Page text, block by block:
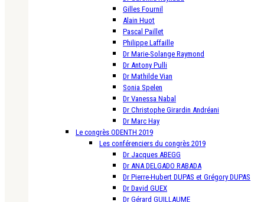
Gilles Fournil
Alain Huot
Pascal Paillet
Philippe Laffaille
Dr Marie-Solange Raymond
Dr Antony Pulli
Dr Mathilde Vian
Sonia Spelen
Dr Vanessa Nabal
Dr Christophe Girardin Andréani
Dr Marc Hay
Le congrès ODENTH 2019
Les conférenciers du congrès 2019
Dr Jacques ABEGG
Dr ANA DELGADO RABADA
Dr Pierre-Hubert DUPAS et Grégory DUPAS
Dr David GUEX
Dr Gérard GUILLAUME